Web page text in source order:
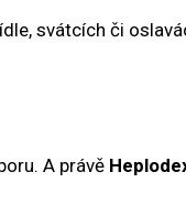
svátcích či
A právě